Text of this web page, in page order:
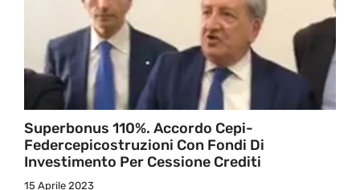
Superbonus 110%. Accordo Cepi-
Federcepicostruzioni Con Fondi Di
Investimento Per Cessione Crediti
15 Aprile 2023